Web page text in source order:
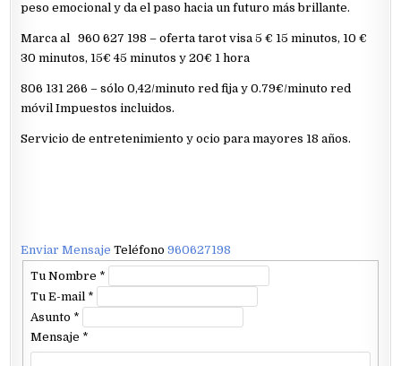
peso emocional y da el paso hacia un futuro más brillante.
Marca al 960 627 198 – oferta tarot visa 5 € 15 minutos, 10 €
30 minutos, 15€ 45 minutos y 20€ 1 hora
806 131 266 – sólo 0,42/minuto red fija y 0.79€/minuto red
móvil Impuestos incluidos.
Servicio de entretenimiento y ocio para mayores 18 años.
Enviar MensajeTeléfono960627198
Tu Nombre *
Tu E-mail *
Asunto *
Mensaje *